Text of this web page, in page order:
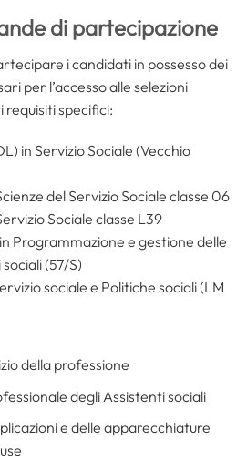
di partecipazione
i candidati in possesso dei
per l’accesso alle selezioni
requisiti specifici:
in Servizio Sociale (Vecchio
del Servizio Sociale classe 06
Sociale classe L39
Programmazione e gestione delle
(57/S)
sociale e Politiche sociali (LM
della professione
degli Assistenti sociali
e delle apparecchiature